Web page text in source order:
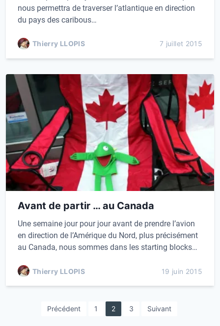
nous permettra de traverser l’atlantique en direction
du pays des caribous…
Thierry LLOPIS 7 juillet 2015
Avant de partir … au Canada
Une semaine jour pour jour avant de prendre l’avion
en direction de l’Amérique du Nord, plus précisément
au Canada, nous sommes dans les starting blocks…
Thierry LLOPIS 19 juin 2015
Précédent 1 2 3 Suivant